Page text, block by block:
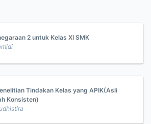
2 untuk Kelas XI SMK
Tindakan Kelas yang APIK(Asli
Konsisten)